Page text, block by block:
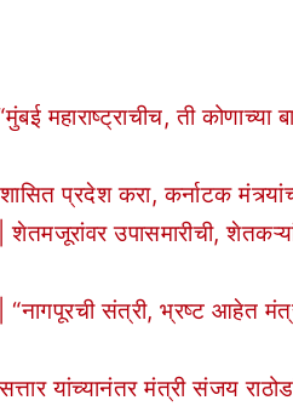
ती कोणाच्या
प्रदेश करा, कर्नाटक
उपासमारीची,
संत्री, भ्रष्ट आहेत
यांच्यानंतर मंत्री संजय